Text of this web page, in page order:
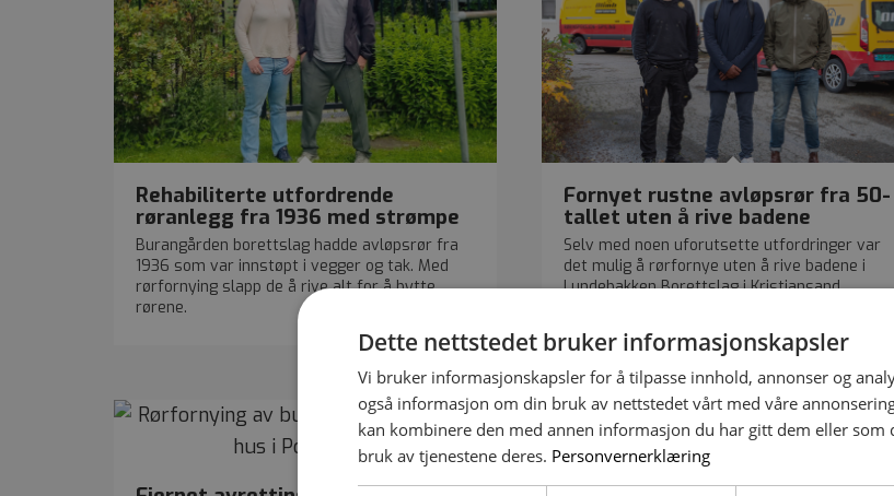
Rehabiliterte utfordrende
røranlegg fra 1936 med strømpe
Burangården borettslag hadde avløpsrør fra
1936 som var innstøpt i vegger og tak. Med
rørfornying slapp de å rive alt for å bytte
rørene.
Fornyet rustne avløpsrør fra 50-
tallet uten å rive badene
Selv med noen uforutsette utfordringer var
det mulig å rørfornye uten å rive badene i
Lundebakken Borettslag i Kristiansand.
Dette nettstedet bruker informasjonskapsler
Vi bruker informasjonskapsler for å tilpasse innhold, annonser og
også informasjon om din bruk av nettstedet vårt med våre
kan kombinere den med annen informasjon du har gitt dem eller som
bruk av tjenestene deres. Personvernerklæring